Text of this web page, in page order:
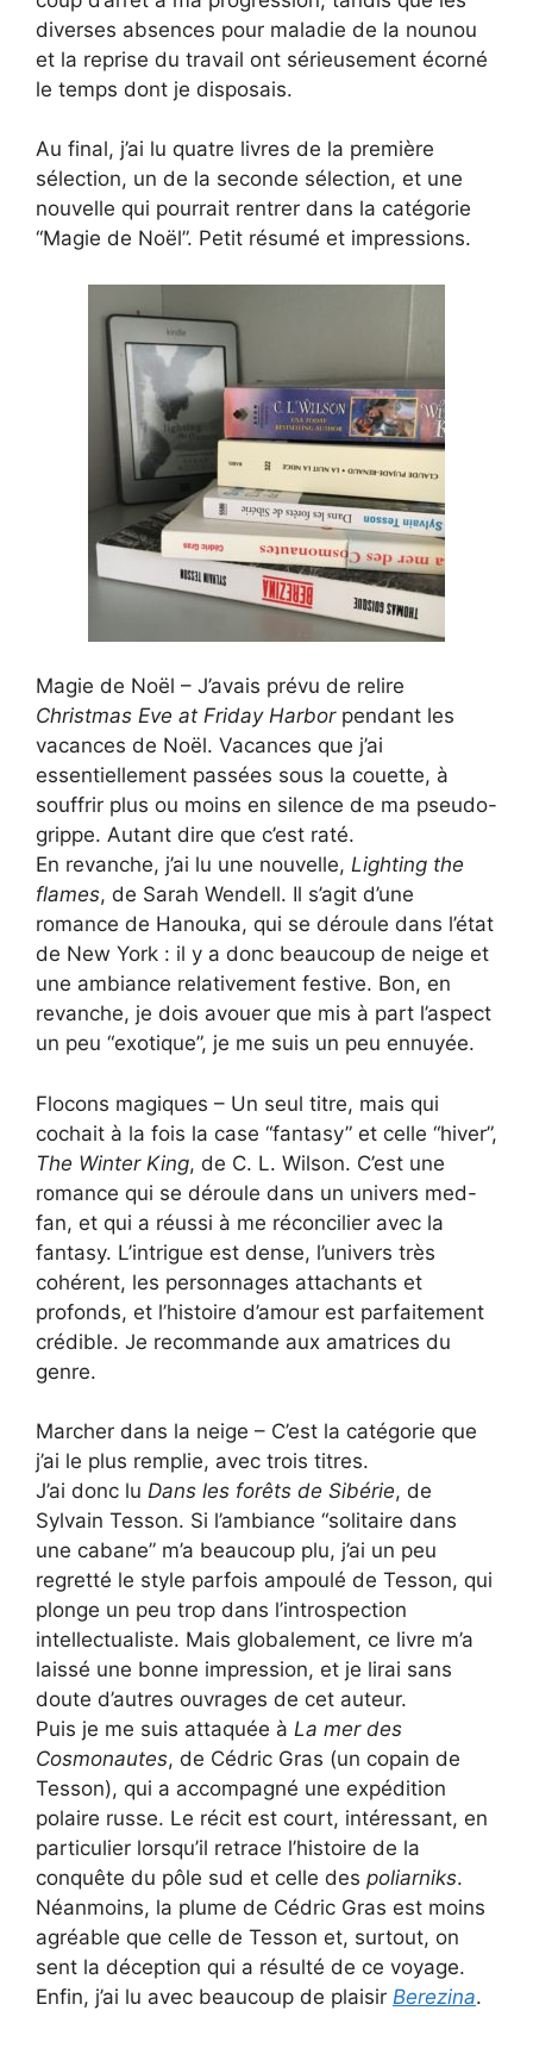
diverses absences pour maladie de la nounou
et la reprise du travail ont sérieusement écorné
le temps dont je disposais.
Au final, j’ai lu quatre livres de la première
sélection, un de la seconde sélection, et une
nouvelle qui pourrait rentrer dans la catégorie
“Magie de Noël”. Petit résumé et impressions.
Magie de Noël – J’avais prévu de relire
Christmas Eve at Friday Harborpendant les
vacances de Noël. Vacances que j’ai
essentiellement passées sous la couette, à
souffrir plus ou moins en silence de ma pseudo-
grippe. Autant dire que c’est raté.
En revanche, j’ai lu une nouvelle, Lighting the
flames, de Sarah Wendell. Il s’agit d’une
romance de Hanouka, qui se déroule dans l’état
de New York : il y a donc beaucoup de neige et
une ambiance relativement festive. Bon, en
revanche, je dois avouer que mis à part l’aspect
un peu “exotique”, je me suis un peu ennuyée.
Flocons magiques – Un seul titre, mais qui
cochait à la fois la case “fantasy” et celle “hiver”,
The Winter King, de C. L. Wilson. C’est une
romance qui se déroule dans un univers med-
fan, et qui a réussi à me réconcilier avec la
fantasy. L’intrigue est dense, l’univers très
cohérent, les personnages attachants et
profonds, et l’histoire d’amour est parfaitement
crédible. Je recommande aux amatrices du
genre.
Marcher dans la neige – C’est la catégorie que
j’ai le plus remplie, avec trois titres.
J’ai donc lu Dans les forêts de Sibérie, de
Sylvain Tesson. Si l’ambiance “solitaire dans
une cabane” m’a beaucoup plu, j’ai un peu
regretté le style parfois ampoulé de Tesson, qui
plonge un peu trop dans l’introspection
intellectualiste. Mais globalement, ce livre m’a
laissé une bonne impression, et je lirai sans
doute d’autres ouvrages de cet auteur.
Puis je me suis attaquée à La mer des
Cosmonautes, de Cédric Gras (un copain de
Tesson), qui a accompagné une expédition
polaire russe. Le récit est court, intéressant, en
particulier lorsqu’il retrace l’histoire de la
conquête du pôle sud et celle des poliarniks.
Néanmoins, la plume de Cédric Gras est moins
agréable que celle de Tesson et, surtout, on
sent la déception qui a résulté de ce voyage.
Enfin, j’ai lu avec beaucoup de plaisir Berezina.